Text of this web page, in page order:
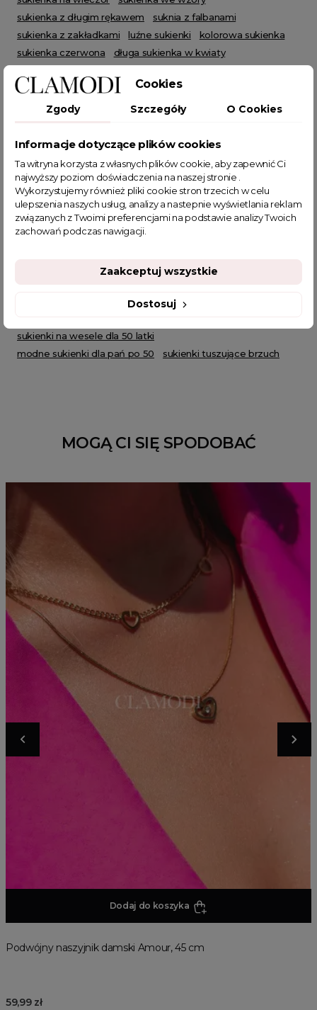
sukienka z długim rękawem
suknia z falbanami
sukienka z zakładkami
luźne sukienki
kolorowa sukienka
sukienka czerwona
długa sukienka w kwiaty
sukienka na imprezę urodzinową
sukienki w kwiaty na wesele
sukienka z falbaną
sklep z sukienkami
sukienki duże rozmiary
sukienka kopertowa midi
sukienka wieczorowa maxi
sukienka wieczorowa midi
sukienka koktajlowa midi
sukienka na urodziny
allegro sukienki na wesele
sukienki midi rozkloszowane
sukienka tiulowa midi
sukienka maxi z długim rękawem
jak się ubrać na komunię
klasyczne sukienki wizytowe
klasyczna sukienka na wesele
modne sukienki
sukienki na wesele dla 50 latki
modne sukienki dla pań po 50
sukienki tuszujące brzuch
MOGĄ CI SIĘ SPODOBAĆ
Dodaj do koszyka
Podwójny naszyjnik damski Amour, 45 cm
59,99 zł
Cookies
Zgody Szczegóły O Cookies
Informacje dotyczące plików cookies
Ta witryna korzysta z własnych plików cookie, aby zapewnić Ci
najwyższy poziom doświadczenia na naszej stronie .
Wykorzystujemy również pliki cookie stron trzecich w celu
ulepszenia naszych usług, analizy a nastepnie wyświetlania reklam
związanych z Twoimi preferencjami na podstawie analizy Twoich
zachowań podczas nawigacji.
Dostosuj
Zaakceptuj wszystkie